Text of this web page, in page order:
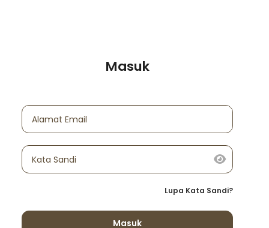
Masuk
Alamat Email
Kata Sandi
Lupa Kata Sandi?
Masuk